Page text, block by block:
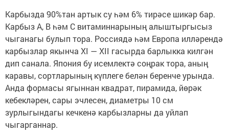
Карбызда 90%тан артык су һәм 6% тирәсе шикәр бар.
Карбыз А, В һәм С витаминнарының алыштыргысыз
чыганагы булып тора. Россиядә һәм Европа илләрендә
карбызлар якынча ХI — ХII гасырда барлыкка килгән
дип санала. Япония бу исемлектә соңрак тора, аның
каравы, сортларының күплеге белән беренче урында.
Анда формасы ягыннан квадрат, пирамида, йөрәк
кебекләрен, сары эчлесен, диаметры 10 см
зурлыгындагы кечкенә карбызларны да уйлап
чыгарганнар.